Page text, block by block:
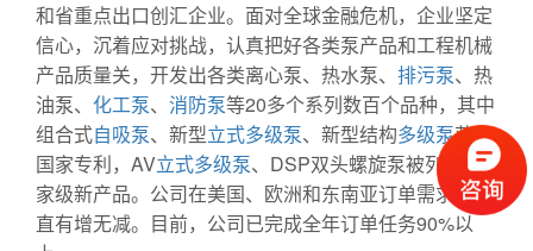
和省重点出口创汇企业。面对全球金融危机，企业坚定
信心，沉着应对挑战，认真把好各类泵产品和工程机械
产品质量关，开发出各类离心泵、热水泵、 排污泵、热
油泵、 化工泵、 消防泵等20多个系列数百个品种，其中
组合式自吸泵、新型立式多级泵、新型结构多级泵获得
国家专利，AV立式多级泵、DSP双头螺旋泵被列为国
家级新产品。公司在美国、欧洲和东南亚订单需求量一
直有增无减。目前，公司已完成全年订单任务90%以